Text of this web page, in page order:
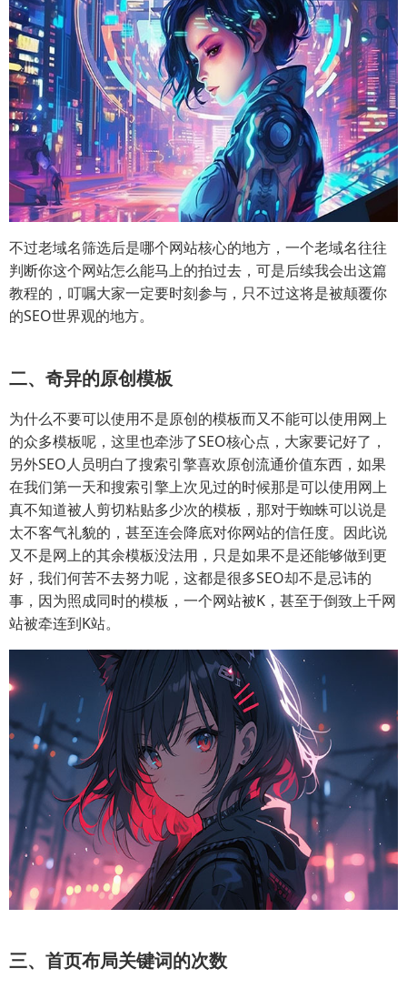
不过老域名筛选后是哪个网站核心的地方，一个老域名往往
判断你这个网站怎么能马上的拍过去，可是后续我会出这篇
教程的，叮嘱大家一定要时刻参与，只不过这将是被颠覆你
的SEO世界观的地方。
二、奇异的原创模板
为什么不要可以使用不是原创的模板而又不能可以使用网上
的众多模板呢，这里也牵涉了SEO核心点，大家要记好了，
另外SEO人员明白了搜索引擎喜欢原创流通价值东西，如果
在我们第一天和搜索引擎上次见过的时候那是可以使用网上
真不知道被人剪切粘贴多少次的模板，那对于蜘蛛可以说是
太不客气礼貌的，甚至连会降底对你网站的信任度。因此说
又不是网上的其余模板没法用，只是如果不是还能够做到更
好，我们何苦不去努力呢，这都是很多SEO却不是忌讳的
事，因为照成同时的模板，一个网站被K，甚至于倒致上千网
站被牵连到K站。
三、首页布局关键词的次数